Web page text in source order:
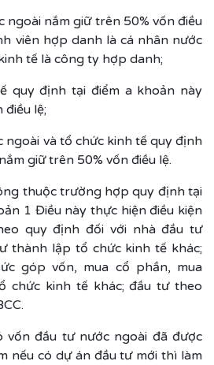
ngoài nắm giữ trên 50% vốn điều
viên hợp danh là cá nhân nước
tế là công ty hợp danh;
quy định tại điểm a khoản này
điều lệ;
ngoài và tổ chức kinh tế quy định
giữ trên 50% vốn điều lệ.
thuộc trường hợp quy định tại
1 Điều này thực hiện điều kiện
quy định đối với nhà đầu tư
thành lập tổ chức kinh tế khác;
góp vốn, mua cổ phần, mua
chức kinh tế khác; đầu tư theo
vốn đầu tư nước ngoài đã được
nếu có dự án đầu tư mới thì làm